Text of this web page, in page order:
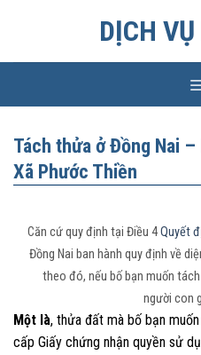
DỊCH
Tách thửa ở Đồng Nai
Xã Phước Thiền
Căn cứ quy định tại Điều 4Quyết
Đồng Nai ban hành quy định về
theo đó, nếu bố bạn muốn
người con
Một là, thửa đất mà bố bạn
cấp Giấy chứng nhận quyền sử